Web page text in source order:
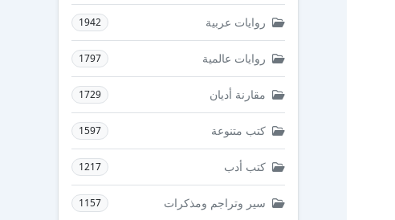
روايات عربية 1942
روايات عالمية 1797
مقارنة أديان 1729
كتب متنوعة 1597
كتب أدب 1217
سير وتراجم ومذكرات 1157